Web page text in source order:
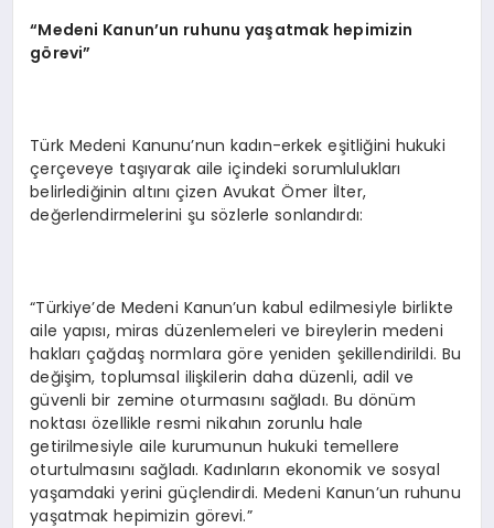
“Medeni Kanun’un ruhunu yaşatmak hepimizin
görevi”
Türk Medeni Kanunu’nun kadın-erkek eşitliğini hukuki
çerçeveye taşıyarak aile içindeki sorumlulukları
belirlediğinin altını çizen Avukat Ömer İlter,
değerlendirmelerini şu sözlerle sonlandırdı:
“Türkiye’de Medeni Kanun’un kabul edilmesiyle birlikte
aile yapısı, miras düzenlemeleri ve bireylerin medeni
hakları çağdaş normlara göre yeniden şekillendirildi. Bu
değişim, toplumsal ilişkilerin daha düzenli, adil ve
güvenli bir zemine oturmasını sağladı. Bu dönüm
noktası özellikle resmi nikahın zorunlu hale
getirilmesiyle aile kurumunun hukuki temellere
oturtulmasını sağladı. Kadınların ekonomik ve sosyal
yaşamdaki yerini güçlendirdi. Medeni Kanun’un ruhunu
yaşatmak hepimizin görevi.”